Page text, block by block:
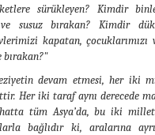
sürükleyen? Kimdir
susuz bırakan? Kimdir
kapatan, çocuklarımızı
bırakan?"
devam etmesi, her iki
Her iki taraf aynı derecede
hatta tüm Asya’da, bu iki
bağlıdır ki, aralarına